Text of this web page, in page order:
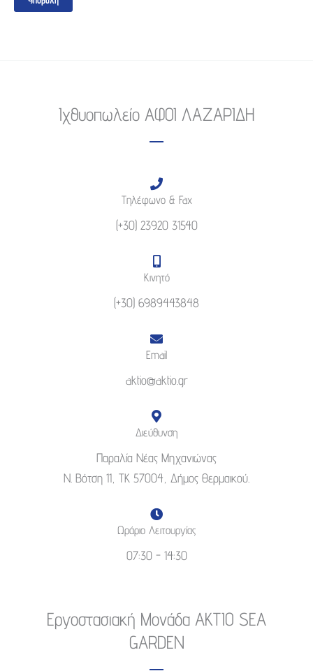
Ιχθυοπωλείο ΑΦΟΙ ΛΑΖΑΡΙΔΗ
Τηλέφωνο & Fax
(+30) 23920 31540
Κινητό
(+30) 6989443848
Email
aktio@aktio.gr
Διεύθυνση
Παραλία Νέας Μηχανιώνας
Ν. Βότση 11, ΤΚ 57004, Δήμος Θερμαικού.
Ωράριο Λειτουργίας
07:30 - 14:30
Εργοστασιακή Μονάδα AKTIO SEA
GARDEN